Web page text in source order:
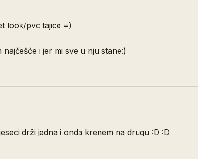
look/pvc tajice =)
i jer mi sve u nju stane:)
drži jedna i onda krenem na drugu :D :D